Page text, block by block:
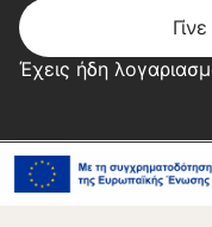
Έχεις ήδη
Copyright 2026